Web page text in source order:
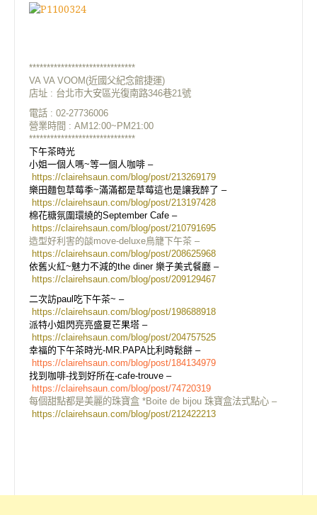
******************************
VA VA VOOM(近國父紀念館捷運)
店址 : 台北市大安區光復南路346巷21號
電話 : 02-27736006
營業時間 : AM12:00~PM21:00
******************************
下午茶時光
小姐一個人嗎~等一個人咖啡 –
https://clairehsaun.com/blog/post/213269179
樂田麵包草莓季~滿滿都是草莓這也是讓我醉了 –
https://clairehsaun.com/blog/post/213197428
棉花糖氛圍環繞的September Cafe –
https://clairehsaun.com/blog/post/210791695
造型好利害的燄move-deluxe鳥籠下午茶 –
https://clairehsaun.com/blog/post/208625968
依舊火紅~魅力不減的the diner 樂子美式餐廳 –
https://clairehsaun.com/blog/post/209129467
二次訪paul吃下午茶~ –
https://clairehsaun.com/blog/post/198688918
派特小姐閃亮亮盛夏芒果塔 –
https://clairehsaun.com/blog/post/204757525
幸福的下午茶時光-MR.PAPA比利時鬆餅 –
https://clairehsaun.com/blog/post/184134979
找到咖啡-找到好所在-cafe-trouve –
https://clairehsaun.com/blog/post/74720319
每個甜點都是美麗的珠寶盒 *Boite de bijou 珠寶盒法式點心 –
https://clairehsaun.com/blog/post/212422213